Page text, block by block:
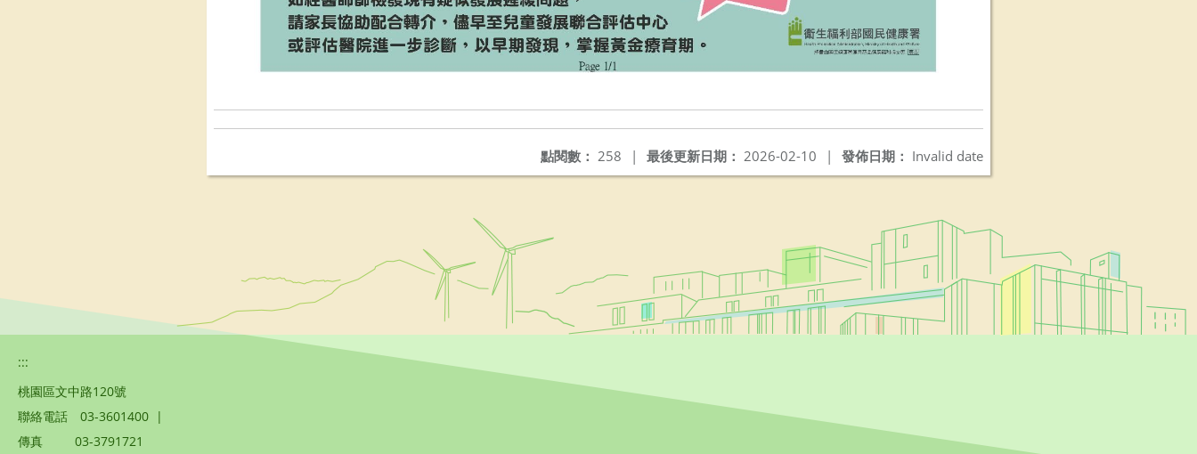
發佈日期： Invalid date
最後更新日期： 2026-02-10 |
點閱數： 258 |
:::
桃園區文中路120號
聯絡電話
03-3601400 |
傳真
03-3791721